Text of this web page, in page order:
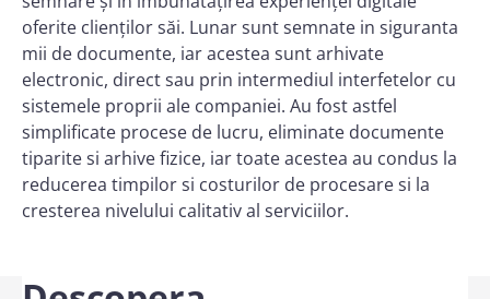
oferite clienților săi. Lunar sunt semnate in siguranta
mii de documente, iar acestea sunt arhivate
electronic, direct sau prin intermediul interfetelor cu
sistemele proprii ale companiei. Au fost astfel
simplificate procese de lucru, eliminate documente
tiparite si arhive fizice, iar toate acestea au condus la
reducerea timpilor si costurilor de procesare si la
cresterea nivelului calitativ al serviciilor.